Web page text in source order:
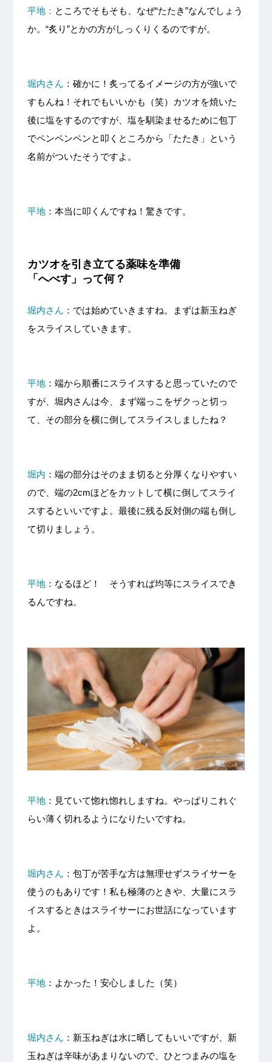
平地： ところでそもそも、なぜ“たたき”なんでしょう
か。“炙り”とかの方がしっくりくるのですが。
堀内さん ：確かに！炙ってるイメージの方が強いで
すもんね！それでもいいかも（笑）カツオを焼いた
後に塩をするのですが、塩を馴染ませるために包丁
でペンペンペンと叩くところから「たたき」という
名前がついたそうですよ。
平地：本当に叩くんですね！驚きです。
カツオを引き立てる薬味を準備
「へべす」って何？
堀内さん ：では始めていきますね。まずは新玉ねぎ
をスライスしていきます。
平地：端から順番にスライスすると思っていたので
すが、堀内さんは今、まず端っこをザクっと切っ
て、その部分を横に倒してスライスしましたね？
堀内 ：端の部分はそのまま切ると分厚くなりやすい
ので、端の2cmほどをカットして横に倒してスライ
スするといいですよ。最後に残る反対側の端も倒し
て切りましょう。
平地：なるほど！ そうすれば均等にスライスでき
るんですね。
平地：見ていて惚れ惚れしますね。やっぱりこれぐ
らい薄く切れるようになりたいですね。
堀内さん ：包丁が苦手な方は無理せずスライサーを
使うのもありです！私も極薄のときや、大量にスラ
イスするときはスライサーにお世話になっています
よ。
平地：よかった！安心しました（笑）
堀内さん ：新玉ねぎは水に晒してもいいですが、新
玉ねぎは辛味があまりないので、ひとつまみの塩を